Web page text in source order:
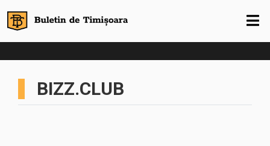
BIZZ.CLUB